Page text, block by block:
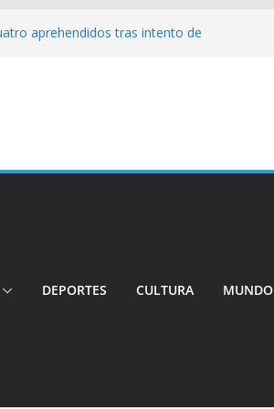
aprehendidos tras intento de
Quito reúne a líderes y
sin vida a dos jóvenes quiteños
DEPORTES CULTURA MUNDO